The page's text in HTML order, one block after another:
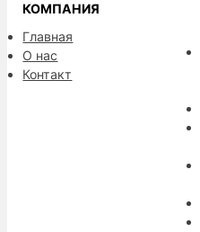
КОМПАНИЯ
Главная
О нас
Контакт